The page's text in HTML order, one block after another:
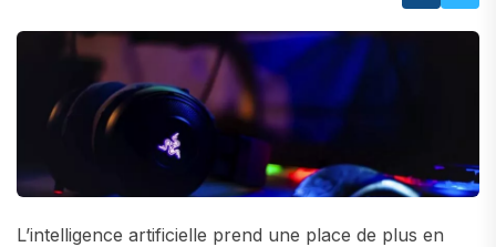
L’intelligence artificielle prend une place de plus en